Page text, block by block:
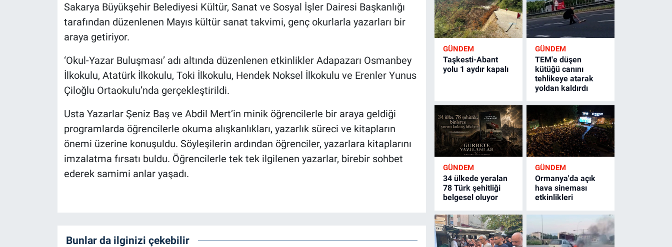
Sakarya Büyükşehir Belediyesi Kültür, Sanat ve Sosyal İşler Dairesi Başkanlığı
tarafından düzenlenen Mayıs kültür sanat takvimi, genç okurlarla yazarları bir
araya getiriyor.
‘Okul-Yazar Buluşması’ adı altında düzenlenen etkinlikler Adapazarı Osmanbey
İlkokulu, Atatürk İlkokulu, Toki İlkokulu, Hendek Noksel İlkokulu ve Erenler Yunus
Çiloğlu Ortaokulu’nda gerçekleştirildi.
Usta Yazarlar Şeniz Baş ve Abdil Mert’in minik öğrencilerle bir araya geldiği
programlarda öğrencilerle okuma alışkanlıkları, yazarlık süreci ve kitapların
önemi üzerine konuşuldu. Söyleşilerin ardından öğrenciler, yazarlara kitaplarını
imzalatma fırsatı buldu. Öğrencilerle tek tek ilgilenen yazarlar, birebir sohbet
ederek samimi anlar yaşadı.
Bunlar da ilginizi çekebilir
GÜNDEM
Taşkesti-Abant
yolu 1 aydır kapalı
GÜNDEM
TEM'e düşen
kütüğü canını
tehlikeye atarak
yoldan kaldırdı
GÜNDEM
34 ülkede yeralan
78 Türk şehitliği
belgesel oluyor
GÜNDEM
Ormanya'da açık
hava sineması
etkinlikleri